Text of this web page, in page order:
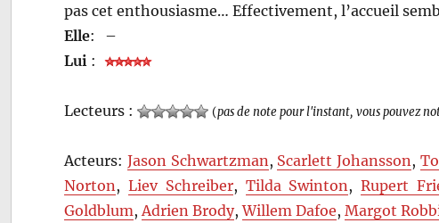
pas cet enthousiasme… Effectivement, l’accueil
Elle:
–
Lui :
Lecteurs : (pas de note pour l'instant, vous pouvez
Acteurs: Jason Schwartzman , Scarlett Johansson ,
Norton ,Liev Schreiber, Tilda Swinton ,Rupert
Goldblum, Adrien Brody,Willem Dafoe,Margot